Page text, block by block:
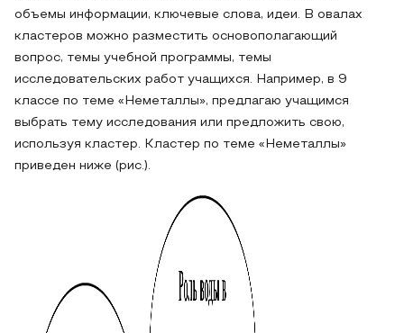
объемы информации, ключевые слова, идеи. В овалах
кластеров можно разместить основополагающий
вопрос, темы учебной программы, темы
исследовательских работ учащихся. Например, в 9
классе по теме «Неметаллы», предлагаю учащимся
выбрать тему исследования или предложить свою,
используя кластер. Кластер по теме «Неметаллы»
приведен ниже (рис.).